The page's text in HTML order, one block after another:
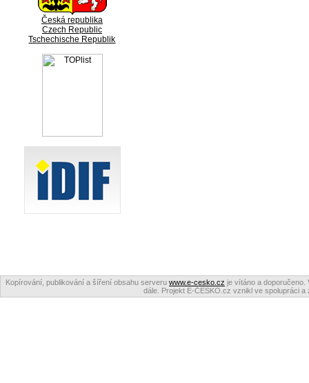
Česká republika
Czech Republic
Tschechische Republik
Kopírování, publikování a šíření obsahu serveru www.e-cesko.cz je vítáno a doporučeno.
dále. Projekt E-ČESKO.cz vznikl ve spolupráci